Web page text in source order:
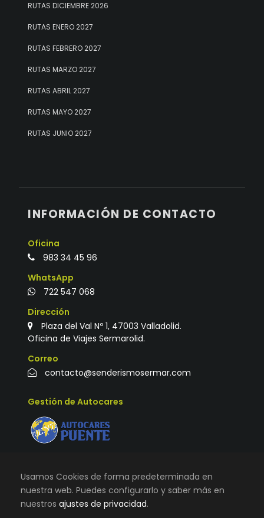
RUTAS DICIEMBRE 2026
RUTAS ENERO 2027
RUTAS FEBRERO 2027
RUTAS MARZO 2027
RUTAS ABRIL 2027
RUTAS MAYO 2027
RUTAS JUNIO 2027
INFORMACIÓN DE CONTACTO
Oficina
983 34 45 96
WhatsApp
722 547 068
Dirección
Plaza del Val Nº 1, 47003 Valladolid.
Oficina de Viajes Sermarolid.
Correo
contacto@senderismosermar.com
Gestión de Autocares
Usamos Cookies de forma predeterminada en
nuestra web. Puedes configurarlo y saber más en
nuestros ajustes de privacidad.